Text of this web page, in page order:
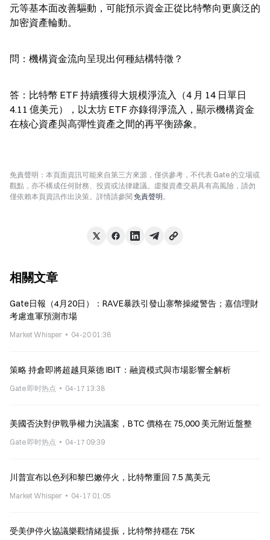
元等基本面改善驅動，可能預示資金正從比特幣向更廣泛的
加密資產輪動。
問：機構資金流向呈現出何種結構特徵？
答：比特幣 ETF 持續獲得大規模淨流入（4 月 14 日單日
4.11 億美元），以太坊 ETF 亦錄得淨流入，顯示機構資金
在核心資產與高彈性資產之間的再平衡跡象。
免責聲明：本頁面資訊可能來自第三方來源，僅供參考，不代表 Gate 的立場或
觀點，亦不構成任何財務、投資或法律建議。虛擬資產交易具有高風險，請勿
僅依賴本頁資訊作出決策。詳情請參閱 免責聲明。
相關文章
Gate日報（4月20日）：RAVE暴跌引發山寨幣操縱警告；嘉信理財
考慮進軍預測市場
Market Whisper 04-20 01:38
策略 持倉即將超越貝萊德 IBIT：融資模式與市場影響全解析
Gate 即时热点 04-17 13:38
美國否決對伊戰爭權力決議案，BTC 價格在 75,000 美元附近盤整
Gate 即时热点 04-17 09:39
川普宣布以色列和黎巴嫩停火，比特幣重回 7.5 萬美元
Market Whisper 04-17 01:05
受美伊停火協議樂觀情緒提振，比特幣持穩在 75K